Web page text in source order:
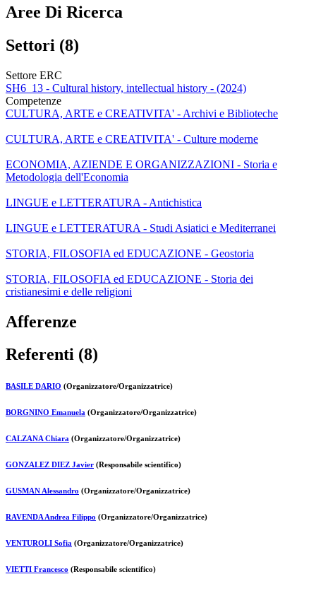
Aree Di Ricerca
Settori (8)
Settore ERC
SH6_13 - Cultural history, intellectual history - (2024)
Competenze
CULTURA, ARTE e CREATIVITA' - Archivi e Biblioteche
CULTURA, ARTE e CREATIVITA' - Culture moderne
ECONOMIA, AZIENDE E ORGANIZZAZIONI - Storia e
Metodologia dell'Economia
LINGUE e LETTERATURA - Antichistica
LINGUE e LETTERATURA - Studi Asiatici e Mediterranei
STORIA, FILOSOFIA ed EDUCAZIONE - Geostoria
STORIA, FILOSOFIA ed EDUCAZIONE - Storia dei
cristianesimi e delle religioni
Afferenze
Referenti (8)
BASILE DARIO (Organizzatore/Organizzatrice)
BORGNINO Emanuela (Organizzatore/Organizzatrice)
CALZANA Chiara (Organizzatore/Organizzatrice)
GONZALEZ DIEZ Javier (Responsabile scientifico)
GUSMAN Alessandro (Organizzatore/Organizzatrice)
RAVENDA Andrea Filippo (Organizzatore/Organizzatrice)
VENTUROLI Sofia (Organizzatore/Organizzatrice)
VIETTI Francesco (Responsabile scientifico)